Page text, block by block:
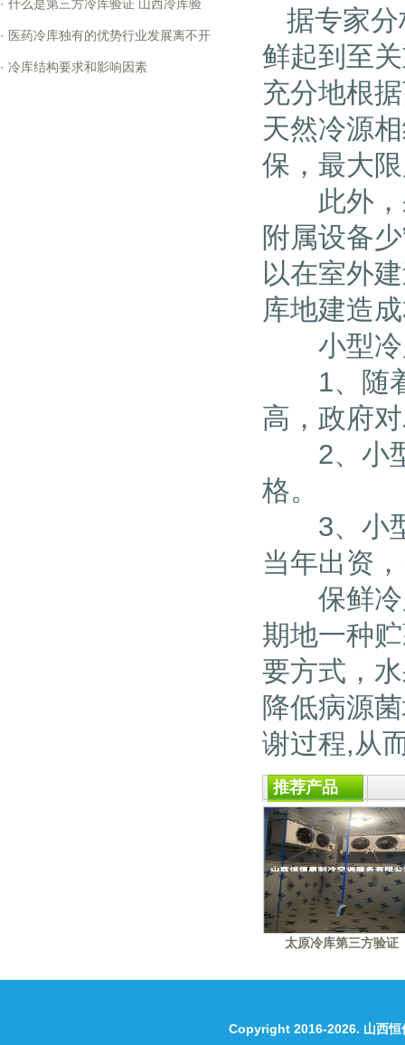
· 什么是第三方冷库验证 山西冷库验
· 医药冷库独有的优势行业发展离不开
· 冷库结构要求和影响因素
据专家分
鲜起到至
充分地根
天然冷源
保，最大
此外，果
附属设备
以在室外
库地建造
小型冷
1、随着
高，政府
2、小型
格。
3、小型
当年出资
保鲜冷库
期地一种
要方式，
降低病源
谢过程,从
推荐产品
太原冷库第三方验证
Copyright 2016-2026. 山西恒